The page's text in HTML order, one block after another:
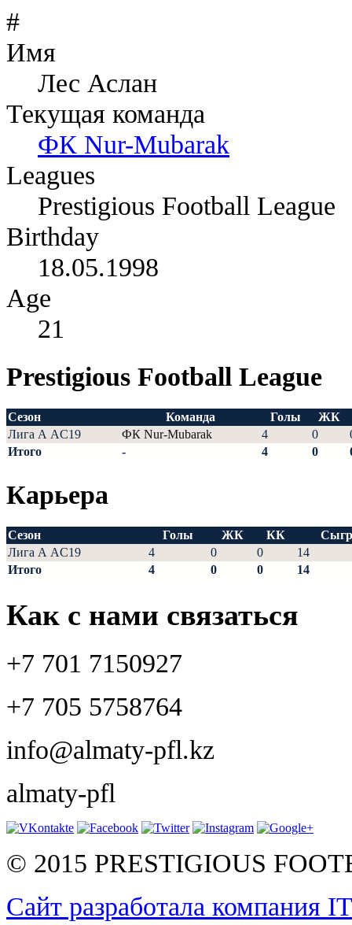
#
Имя
Лес Аслан
Текущая команда
ФК Nur-Mubarak
Leagues
Prestigious Football League
Birthday
18.05.1998
Age
21
Prestigious Football League
Сезон Команда Голы
ЖК
Лига А AC19
ФК Nur-Mubarak 4 0
Итого
- 4 0
Карьера
Сезон Голы ЖК КК
Лига А AC19
4 0 0
14
Итого
4 0 0 14
Как с нами связаться
+7 701 7150927
+7 705 5758764
info@almaty-pfl.kz
almaty-pfl
© 2015 PRESTIGIOUS
Сайт разработала компания